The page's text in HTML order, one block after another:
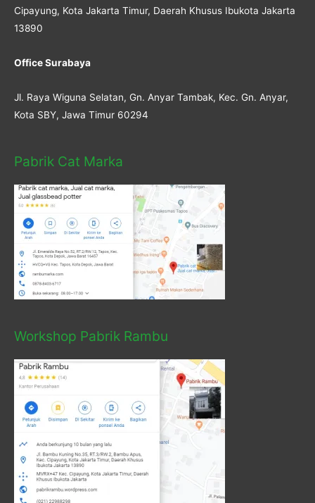
Cipayung, Kota Jakarta Timur, Daerah Khusus Ibukota Jakarta
13890
Office Surabaya
Jl. Raya Wiguna Selatan, Gn. Anyar Tambak, Kec. Gn. Anyar,
Kota SBY, Jawa Timur 60294
Pabrik Cat Marka
Workshop Pabrik Rambu